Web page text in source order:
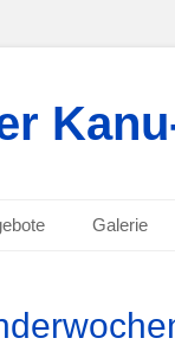
Galerie